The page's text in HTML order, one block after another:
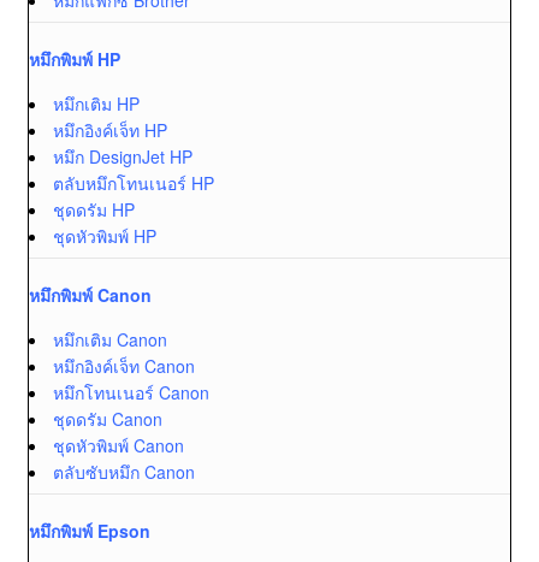
หมึกพิมพ์ HP
หมึกเติม HP
หมึกอิงค์เจ็ท HP
หมึก DesignJet HP
ตลับหมึกโทนเนอร์ HP
ชุดดรัม HP
ชุดหัวพิมพ์ HP
หมึกพิมพ์ Canon
หมึกเติม Canon
หมึกอิงค์เจ็ท Canon
หมึกโทนเนอร์ Canon
ชุดดรัม Canon
ชุดหัวพิมพ์ Canon
ตลับซับหมึก Canon
หมึกพิมพ์ Epson